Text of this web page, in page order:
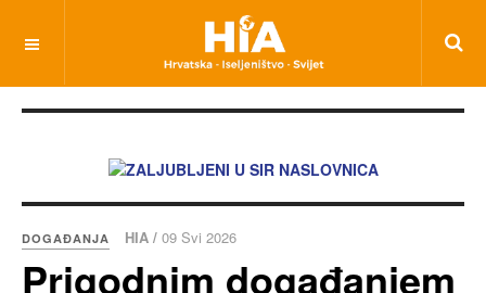
DOGAĐANJA HIA / 09 Svi 2026
Prigodnim događanjem